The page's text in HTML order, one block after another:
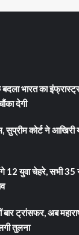
भारत का
देगी
सुप्रीम कोर्ट ने आखिरी
12 युवा चेहरे, सभी
ट्रांसफर, अब
तुलना